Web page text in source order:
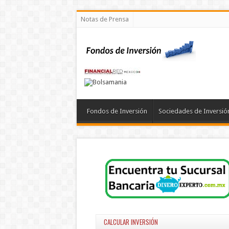
Notas de Prensa
Fondos de Inversión Sociedades de